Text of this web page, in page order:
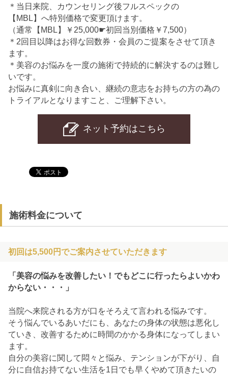
＊当日来院、カウンセリング後フルスペックの
【MBL】へ特別価格で変更頂けます。
（通常【MBL】￥25,000☛初回当別価格￥7,500）
＊2回目以降はお得な回数券・会員のご提案をさせて頂き
ます。
＊美容のお悩みを一度の施術で持続的に解決するのは難し
いです。
お悩みに真剣に向き合い、継続の意志をお持ちの方の為の
トライアルとなりますこと、ご理解下さい。
ネット予約はこちら
施術料金について
初回は5,500円でご案内させていただきます
「美容の悩みを改善したい！でもどこに行ったらよいかわ
からない・・・」
当院へ来院される方が口をそろえて言われる悩みです。
そう悩んでいるあいだにも、あなたの身体の状態は悪化し
ていき、改善するために時間のかかる身体になってしまい
ます。
自分の美容に関して悶々と悩み、テンションが下がり、自
分に自信お持てない生活を1日でも早くやめて頂きたいの